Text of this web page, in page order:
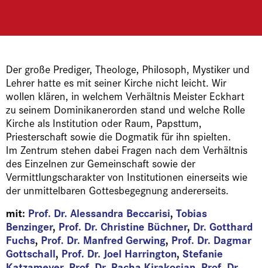
Der große Prediger, Theologe, Philosoph, Mystiker und
Lehrer hatte es mit seiner Kirche nicht leicht. Wir
wollen klären, in welchem Verhältnis Meister Eckhart
zu seinem Dominikanerorden stand und welche Rolle
Kirche als Institution oder Raum, Papsttum,
Priesterschaft sowie die Dogmatik für ihn spielten.
Im Zentrum stehen dabei Fragen nach dem Verhältnis
des Einzelnen zur Gemeinschaft sowie der
Vermittlungscharakter von Institutionen einerseits wie
der unmittelbaren Gottesbegegnung andererseits.
mit: Prof. Dr. Alessandra Beccarisi, Tobias
Benzinger, Prof. Dr. Christine Büchner, Dr. Gotthard
Fuchs, Prof. Dr. Manfred Gerwing, Prof. Dr. Dagmar
Gottschall, Prof. Dr. Joel Harrington, Stefanie